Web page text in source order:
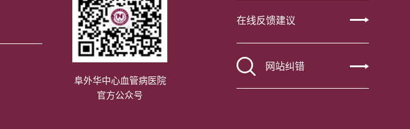
阜外华中心血管病医院
官方公众号
在线反馈建议
网站纠错